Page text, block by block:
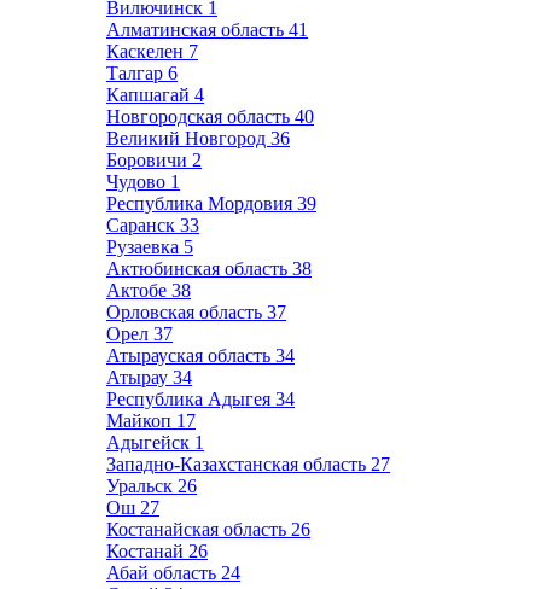
Вилючинск 1
Алматинская область 41
Каскелен 7
Талгар 6
Капшагай 4
Новгородская область 40
Великий Новгород 36
Боровичи 2
Чудово 1
Республика Мордовия 39
Саранск 33
Рузаевка 5
Актюбинская область 38
Актобе 38
Орловская область 37
Орел 37
Атырауская область 34
Атырау 34
Республика Адыгея 34
Майкоп 17
Адыгейск 1
Западно-Казахстанская область 27
Уральск 26
Ош 27
Костанайская область 26
Костанай 26
Абай область 24